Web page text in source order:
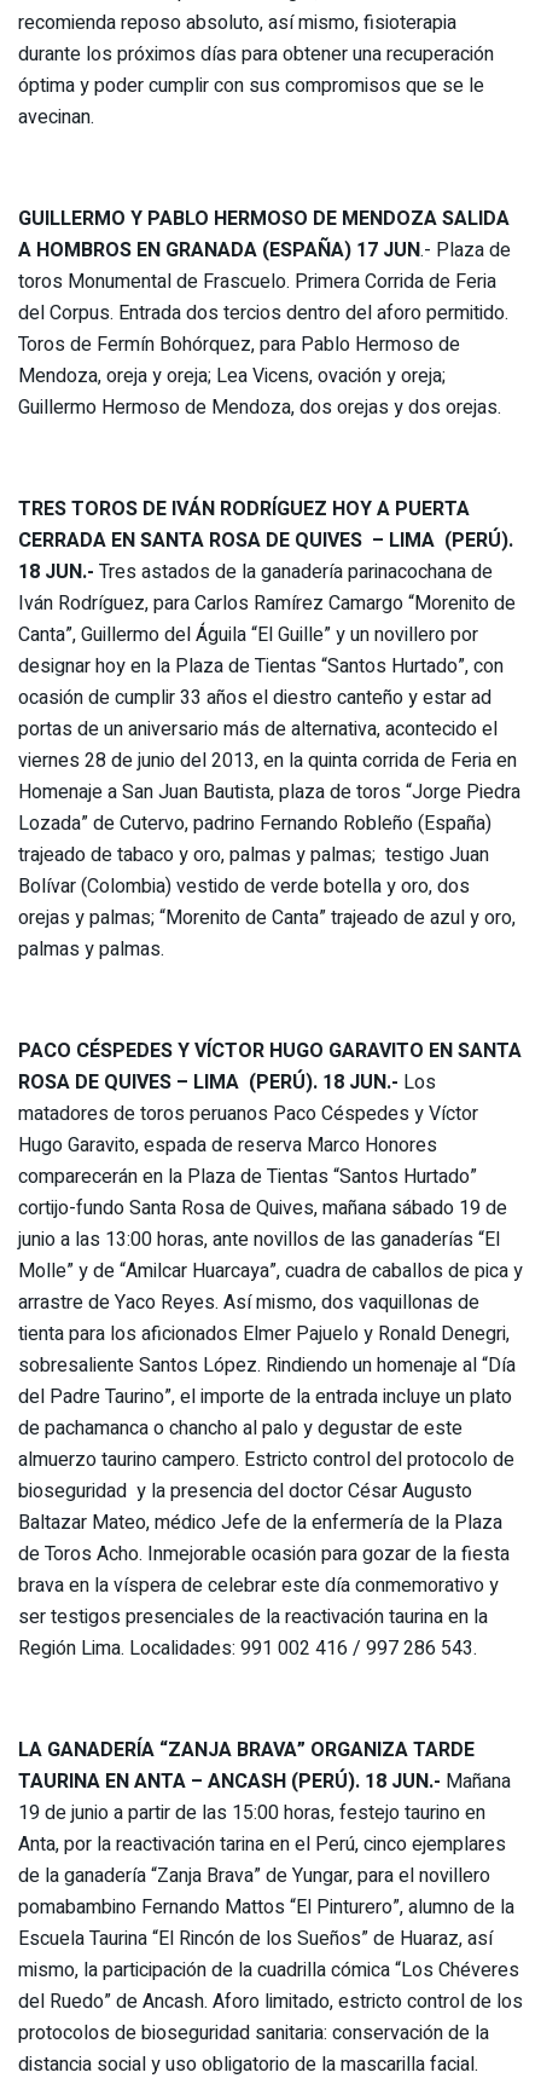
recomienda reposo absoluto, así mismo, fisioterapia
durante los próximos días para obtener una recuperación
óptima y poder cumplir con sus compromisos que se le
avecinan.
GUILLERMO Y PABLO HERMOSO DE MENDOZA SALIDA
A HOMBROS EN GRANADA (ESPAÑA) 17 JUN.- Plaza de
toros Monumental de Frascuelo. Primera Corrida de Feria
del Corpus. Entrada dos tercios dentro del aforo permitido.
Toros de Fermín Bohórquez, para Pablo Hermoso de
Mendoza, oreja y oreja; Lea Vicens, ovación y oreja;
Guillermo Hermoso de Mendoza, dos orejas y dos orejas.
TRES TOROS DE IVÁN RODRÍGUEZ HOY A PUERTA
CERRADA EN SANTA ROSA DE QUIVES – LIMA (PERÚ).
18 JUN.- Tres astados de la ganadería parinacochana de
Iván Rodríguez, para Carlos Ramírez Camargo “Morenito de
Canta”, Guillermo del Águila “El Guille” y un novillero por
designar hoy en la Plaza de Tientas “Santos Hurtado”, con
ocasión de cumplir 33 años el diestro canteño y estar ad
portas de un aniversario más de alternativa, acontecido el
viernes 28 de junio del 2013, en la quinta corrida de Feria en
Homenaje a San Juan Bautista, plaza de toros “Jorge Piedra
Lozada” de Cutervo, padrino Fernando Robleño (España)
trajeado de tabaco y oro, palmas y palmas; testigo Juan
Bolívar (Colombia) vestido de verde botella y oro, dos
orejas y palmas; “Morenito de Canta” trajeado de azul y oro,
palmas y palmas.
PACO CÉSPEDES Y VÍCTOR HUGO GARAVITO EN SANTA
ROSA DE QUIVES – LIMA (PERÚ). 18 JUN.- Los
matadores de toros peruanos Paco Céspedes y Víctor
Hugo Garavito, espada de reserva Marco Honores
comparecerán en la Plaza de Tientas “Santos Hurtado”
cortijo-fundo Santa Rosa de Quives, mañana sábado 19 de
junio a las 13:00 horas, ante novillos de las ganaderías “El
Molle” y de “Amilcar Huarcaya”, cuadra de caballos de pica y
arrastre de Yaco Reyes. Así mismo, dos vaquillonas de
tienta para los aficionados Elmer Pajuelo y Ronald Denegri,
sobresaliente Santos López. Rindiendo un homenaje al “Día
del Padre Taurino”, el importe de la entrada incluye un plato
de pachamanca o chancho al palo y degustar de este
almuerzo taurino campero. Estricto control del protocolo de
bioseguridad y la presencia del doctor César Augusto
Baltazar Mateo, médico Jefe de la enfermería de la Plaza
de Toros Acho. Inmejorable ocasión para gozar de la fiesta
brava en la víspera de celebrar este día conmemorativo y
ser testigos presenciales de la reactivación taurina en la
Región Lima. Localidades: 991 002 416 / 997 286 543.
LA GANADERÍA “ZANJA BRAVA” ORGANIZA TARDE
TAURINA EN ANTA – ANCASH (PERÚ). 18 JUN.- Mañana
19 de junio a partir de las 15:00 horas, festejo taurino en
Anta, por la reactivación tarina en el Perú, cinco ejemplares
de la ganadería “Zanja Brava” de Yungar, para el novillero
pomabambino Fernando Mattos “El Pinturero”, alumno de la
Escuela Taurina “El Rincón de los Sueños” de Huaraz, así
mismo, la participación de la cuadrilla cómica “Los Chéveres
del Ruedo” de Ancash. Aforo limitado, estricto control de los
protocolos de bioseguridad sanitaria: conservación de la
distancia social y uso obligatorio de la mascarilla facial.